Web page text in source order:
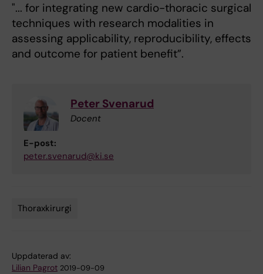
"... for integrating new cardio-thoracic surgical
techniques with research modalities in
assessing applicability, reproducibility, effects
and outcome for patient benefit”.
Peter Svenarud
Docent
E-post:
peter.svenarud@ki.se
Thoraxkirurgi
Uppdaterad av:
Lilian Pagrot 2019-09-09